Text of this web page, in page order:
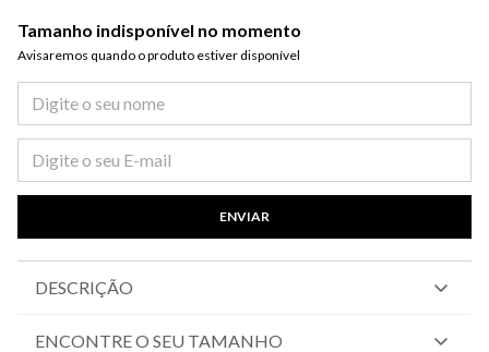
Tamanho indisponível no momento
Avisaremos quando o produto estiver disponível​
ENVIAR
DESCRIÇÃO
ENCONTRE O SEU TAMANHO